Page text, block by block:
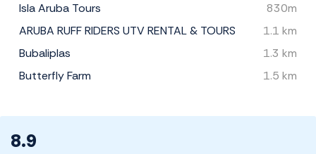
Isla Aruba Tours
830m
ARUBA RUFF RIDERS UTV RENTAL & TOURS
1.1 km
Bubaliplas
1.3 km
Butterfly Farm
1.5 km
8.9